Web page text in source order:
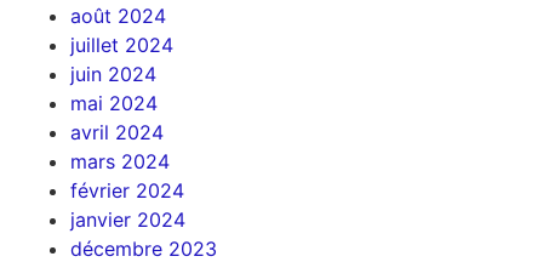
août 2024
juillet 2024
juin 2024
mai 2024
avril 2024
mars 2024
février 2024
janvier 2024
décembre 2023